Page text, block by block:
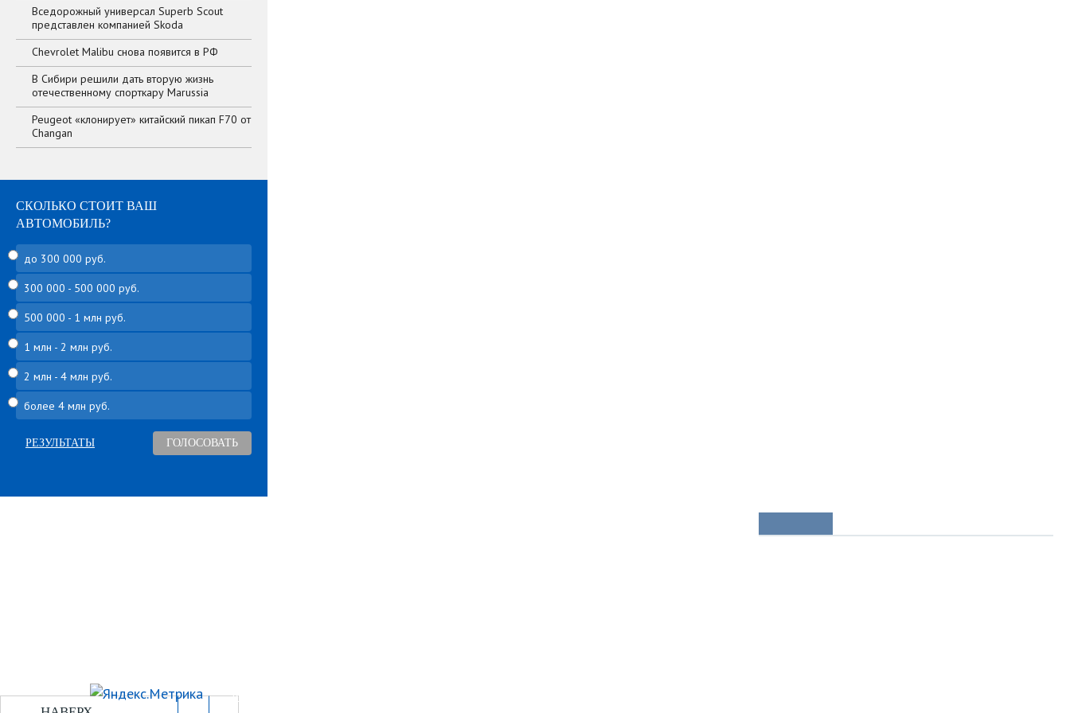
Вседорожный универсал Superb Scout
представлен компанией Skoda
Chevrolet Malibu снова появится в РФ
В Сибири решили дать вторую жизнь
отечественному спорткару Marussia
Peugeot «клонирует» китайский пикап F70 от
Changan
СКОЛЬКО СТОИТ ВАШ
АВТОМОБИЛЬ?
до 300 000 руб.
300 000 - 500 000 руб.
500 000 - 1 млн руб.
1 млн - 2 млн руб.
2 млн - 4 млн руб.
более 4 млн руб.
РЕЗУЛЬТАТЫ
Редакция